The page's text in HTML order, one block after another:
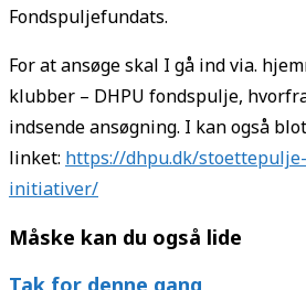
Fondspuljefundats.
For at ansøge skal I gå ind via.
klubber – DHPU fondspulje,
indsende ansøgning. I kan også
linket: https://dhpu.dk/
initiativer/
Måske kan du også lide
Tak for denne gang